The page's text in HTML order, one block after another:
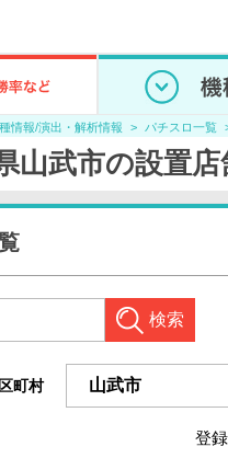
情報/演出・解析情報 パチスロ一覧
山武市の設置店
検索
町村
登